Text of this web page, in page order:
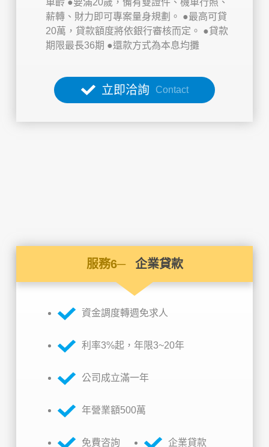
車齡 ●要滿20歲，備有雙證件、機車行照、
薪轉、財力即可專案量身規劃。 ●最高可貸
20萬，貸款額度將依銀行審核而定。 ●貸款
期限最長36期 ●還款方式為本息均攤
立即洽詢 Contact
服務6─ 企業貸款
資金調度轉週免求人
利率3%起，年限3~20年
公司成立滿一年
年營業額500萬
免費咨詢 企業貸款